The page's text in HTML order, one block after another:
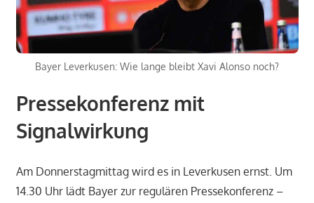
Bayer Leverkusen: Wie lange bleibt Xavi Alonso noch?
Pressekonferenz mit
Signalwirkung
Am Donnerstagmittag wird es in Leverkusen ernst. Um
14.30 Uhr lädt Bayer zur regulären Pressekonferenz –